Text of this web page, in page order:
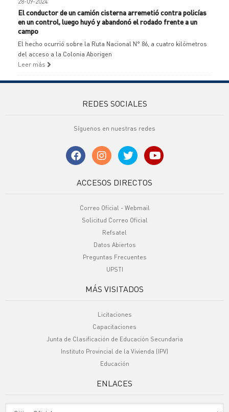
El conductor de un camión cisterna arremetió contra policías
en un control, luego huyó y abandonó el rodado frente a un
campo
El hecho ocurrió sobre la Ruta Nacional N° 86, a cuatro kilómetros
del acceso a la Colonia Aborigen
Leer más
REDES SOCIALES
Síguenos en nuestras redes
ACCESOS DIRECTOS
Correo Oficial - Webmail
Solicitud Correo Oficial
Refsatel
Datos Abiertos
Preguntas Frecuentes
UPSTI
MÁS VISITADOS
Licitaciones
Capacitaciones
Junta de Clasificación de Educación Secundaria
Instituto Provincial de la Vivienda (IPV)
Educación
ENLACES